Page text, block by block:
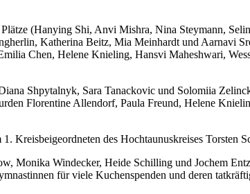
(Hanying Shi, Anvi Mishra, Nina Steymann,
Katherina Beitz, Mia Meinhardt und Aarnavi
Chen, Helene Knieling, Hansvi Maheshwari,
Shpytalnyk, Sara Tanackovic und Solomiia
Florentine Allendorf, Paula Freund, Helene
Kreisbeigeordneten des Hochtaunuskreises Torsten
Monika Windecker, Heide Schilling und Jochem
für viele Kuchenspenden und deren